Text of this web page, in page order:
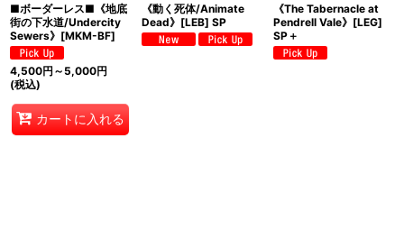
■ボーダーレス■《地底
街の下水道/Undercity
Sewers》[MKM-BF]
4,500円 ～5,000円
(税込)
カートに入れる
《動く死体/Animate
Dead》[LEB] SP
《The Tabernacle at
Pendrell Vale》[LEG]
SP＋